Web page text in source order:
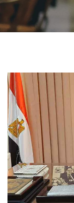
المراكز والوحدات
الإعلام
تواصل معنا
الطلاب
هيئة التدريس
الدراسات العليا